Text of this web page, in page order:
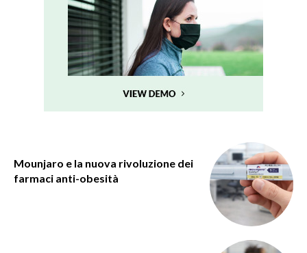
Mounjaro e la nuova rivoluzione dei
farmaci anti-obesità